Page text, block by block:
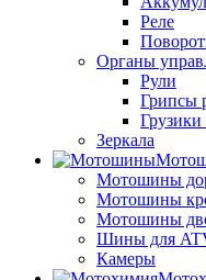
Реле
Органы
Рули
Грипсы
Грузики
Зеркала
Мотошины
Мотошины
Мотошины
Шины для
Камеры